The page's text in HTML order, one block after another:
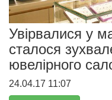
Увірвалися у
сталося
ювелірного
24.04.17 11:07